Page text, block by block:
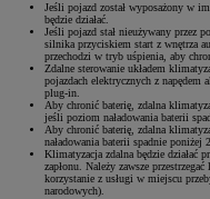
Jeśli pojazd został wyposażony w
będzie działać.
Jeśli pojazd stał nieużywany przez
silnika przyciskiem start z wnętrza
przechodzi w tryb uśpienia, aby
Zdalne sterowanie układem
pojazdach elektrycznych z
plug-in.
Aby chronić baterię, zdalna
jeśli poziom naładowania baterii
Aby chronić baterię, zdalna
naładowania baterii spadnie poniżej
Klimatyzacja zdalna będzie działać
zapłonu. Należy zawsze
korzystanie z usługi w miejscu
narodowych).